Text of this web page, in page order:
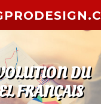
DU
FRANÇAIS